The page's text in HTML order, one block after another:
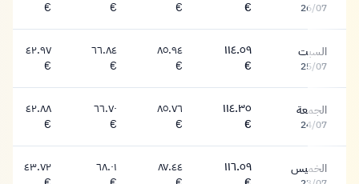
26/07 ١١٤.٢٨ يورو
€
٨٥.٧١ يورو
€
٦٦.٦٦ يورو
€
٤٢.٨٦ يورو
€
السبت
25/07 ١١٤.٥٩ يورو
١١٤.٥٩
€
٨٥.٩٤ يورو
٨٥.٩٤
€
٦٦.٨٤ يورو
٦٦.٨٤
€
٤٢.٩٧ يورو
٤٢.٩٧
€
الجمعة
24/07 ١١٤.٣٥ يورو
١١٤.٣٥
€
٨٥.٧٦ يورو
٨٥.٧٦
€
٦٦.٧٠ يورو
٦٦.٧٠
€
٤٢.٨٨ يورو
٤٢.٨٨
€
الخميس
١١٦.٥٩
٨٧.٤٤
٦٨.٠١
٤٣.٧٢